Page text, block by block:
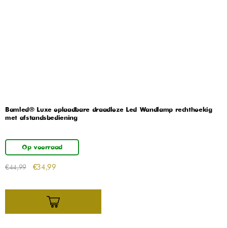
Bamled® Luxe oplaadbare draadloze Led Wandlamp rechthoekig
met afstandsbediening
Op voorraad
€44,99 €34,99